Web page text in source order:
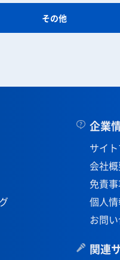
その他
企業
サイ
会社
免責
個人
お問
関連